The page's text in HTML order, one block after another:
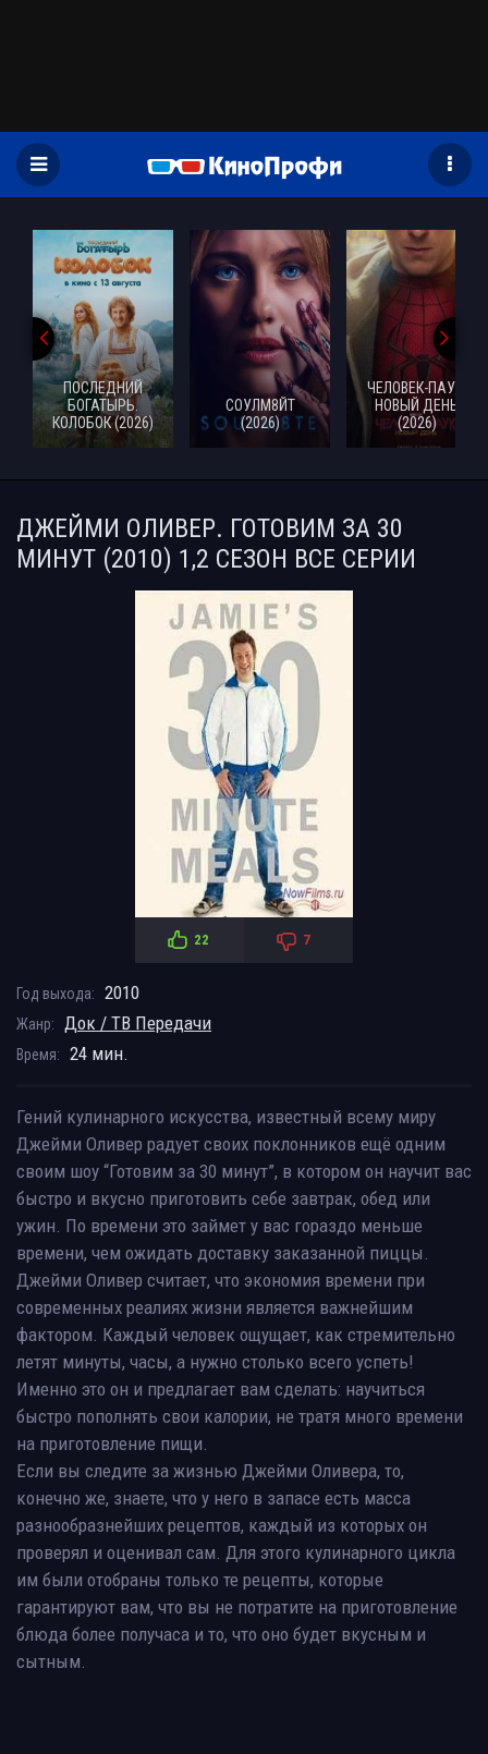
ПОСЛЕДНИЙ
БОГАТЫРЬ.
КОЛОБОК (2026)
СОУЛМ8ЙТ
(2026)
ЧЕЛОВЕК-ПАУК:
НОВЫЙ ДЕНЬ
(2026)
ДЖЕЙМИ ОЛИВЕР. ГОТОВИМ ЗА 30
МИНУТ (2010) 1,2 СЕЗОН ВСЕ СЕРИИ
22 7
Год выхода: 2010
Жанр: Док / ТВ Передачи
Время: 24 мин.
Гений кулинарного искусства, известный всему миру
Джейми Оливер радует своих поклонников ещё одним
своим шоу “Готовим за 30 минут”, в котором он научит вас
быстро и вкусно приготовить себе завтрак, обед или
ужин. По времени это займет у вас гораздо меньше
времени, чем ожидать доставку заказанной пиццы.
Джейми Оливер считает, что экономия времени при
современных реалиях жизни является важнейшим
фактором. Каждый человек ощущает, как стремительно
летят минуты, часы, а нужно столько всего успеть!
Именно это он и предлагает вам сделать: научиться
быстро пополнять свои калории, не тратя много времени
на приготовление пищи.
Если вы следите за жизнью Джейми Оливера, то,
конечно же, знаете, что у него в запасе есть масса
разнообразнейших рецептов, каждый из которых он
проверял и оценивал сам. Для этого кулинарного цикла
им были отобраны только те рецепты, которые
гарантируют вам, что вы не потратите на приготовление
блюда более получаса и то, что оно будет вкусным и
сытным.